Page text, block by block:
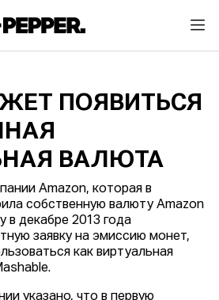
ПОЯВИТЬСЯ
ВАЛЮТА
Amazon, которая в
собственную валюту Amazon
в декабре 2013 года
заявку на эмиссию монет,
как виртуальная
указано, что в первую